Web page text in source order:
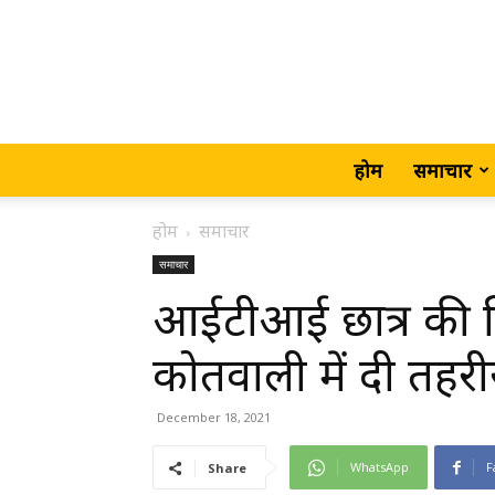
होम समाचार
होम समाचार
समाचार
आईटीआई छात्र की
कोतवाली में दी
December 18, 2021
Share WhatsApp